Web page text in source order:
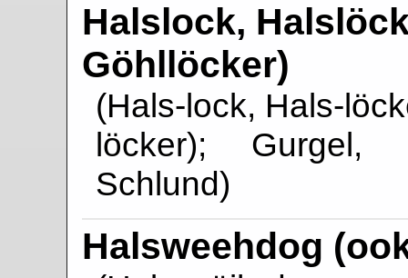
Halslock,
Göhllöcker)
(Hals-lock, Hals-
löcker); Gurgel,
Schlund)
Halsweehdog